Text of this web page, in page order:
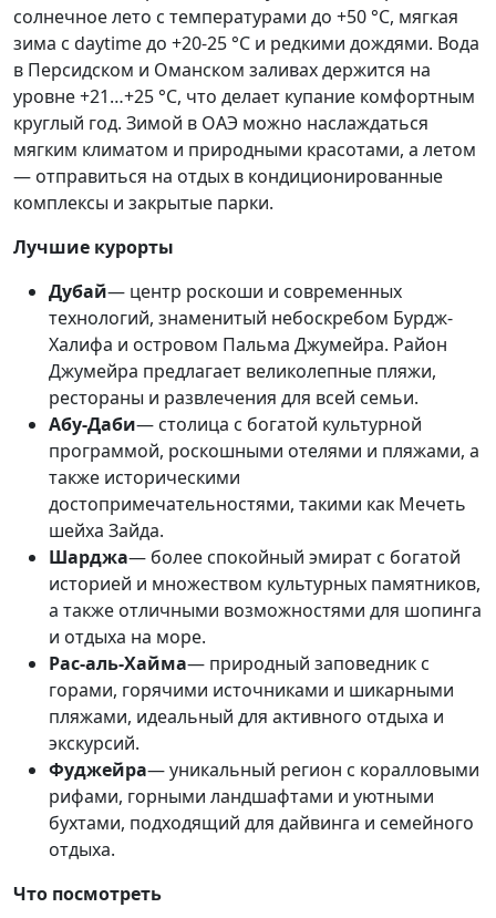
солнечное лето с температурами до +50 °С, мягкая
зима с daytime до +20-25 °С и редкими дождями. Вода
в Персидском и Оманском заливах держится на
уровне +21…+25 °С, что делает купание комфортным
круглый год. Зимой в ОАЭ можно наслаждаться
мягким климатом и природными красотами, а летом
— отправиться на отдых в кондиционированные
комплексы и закрытые парки.
Лучшие курорты
Дубай— центр роскоши и современных
технологий, знаменитый небоскребом Бурдж-
Халифа и островом Пальма Джумейра. Район
Джумейра предлагает великолепные пляжи,
рестораны и развлечения для всей семьи.
Абу-Даби— столица с богатой культурной
программой, роскошными отелями и пляжами, а
также историческими
достопримечательностями, такими как Мечеть
шейха Зайда.
Шарджа— более спокойный эмират с богатой
историей и множеством культурных памятников,
а также отличными возможностями для шопинга
и отдыха на море.
Рас-аль-Хайма— природный заповедник с
горами, горячими источниками и шикарными
пляжами, идеальный для активного отдыха и
экскурсий.
Фуджейра— уникальный регион с коралловыми
рифами, горными ландшафтами и уютными
бухтами, подходящий для дайвинга и семейного
отдыха.
Что посмотреть